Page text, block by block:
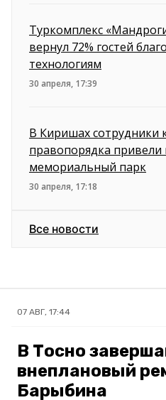
Туркомплекс
вернул 72% гостей
технологиям
30 апреля, 17:39
В Киришах сотрудники
правопорядка привели
мемориальный парк
30 апреля, 17:18
Все новости
07 АВГ, 17:44
В Тосно
внеплановый
Барыбина